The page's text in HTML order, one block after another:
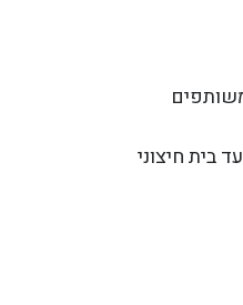
בית חיצוני